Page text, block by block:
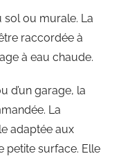
sol ou murale. La
raccordée à
à eau chaude.
d’un garage, la
La
adaptée aux
petite surface. Elle